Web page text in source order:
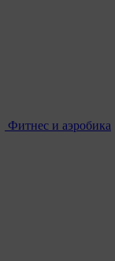
Фитнес и аэробика